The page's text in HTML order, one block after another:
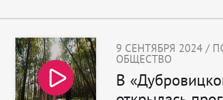
9 СЕНТЯБРЯ 2024 /
ОБЩЕСТВО
В